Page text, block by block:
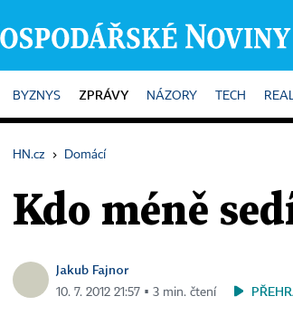
HOME
BYZNYS ZPRÁVY NÁZORY TECH
HN.cz › Domácí
Kdo méně
Jakub Fajnor
10. 7. 2012 21:57 ▪ 3 min. čtení